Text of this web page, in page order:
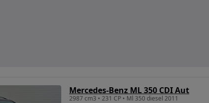
Mercedes-Benz ML 350 CDI Aut
2987 cm3 • 231 CP • Ml 350 diesel 2011